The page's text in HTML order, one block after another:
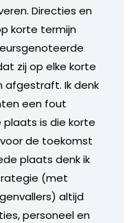
Directies en
korte termijn
zij op elke korte
afgestraft. Ik denk
een fout
is die korte
de toekomst
plaats denk ik
(met
altijd
personeel en